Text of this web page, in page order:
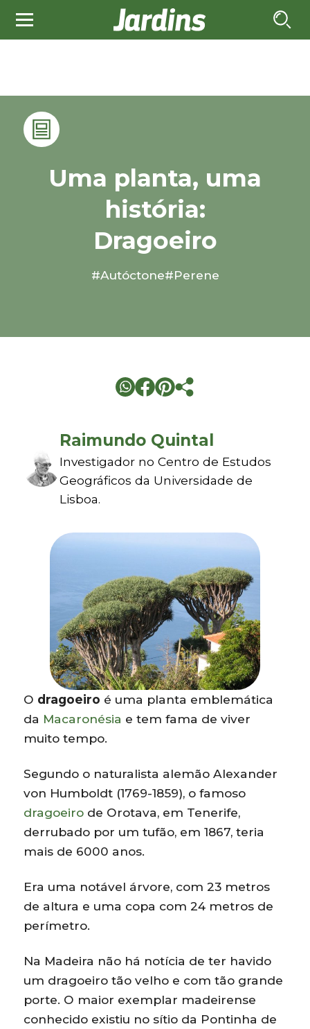
Uma planta, uma
história:
Dragoeiro
#Autóctone#Perene
Raimundo Quintal
Investigador no Centro de Estudos
Geográficos da Universidade de
Lisboa.
O dragoeiro é uma planta emblemática
da Macaronésia e tem fama de viver
muito tempo.
Segundo o naturalista alemão Alexander
von Humboldt (1769-1859), o famoso
dragoeiro de Orotava, em Tenerife,
derrubado por um tufão, em 1867, teria
mais de 6000 anos.
Era uma notável árvore, com 23 metros
de altura e uma copa com 24 metros de
perímetro.
Na Madeira não há notícia de ter havido
um dragoeiro tão velho e com tão grande
porte. O maior exemplar madeirense
conhecido existiu no sítio da Pontinha de